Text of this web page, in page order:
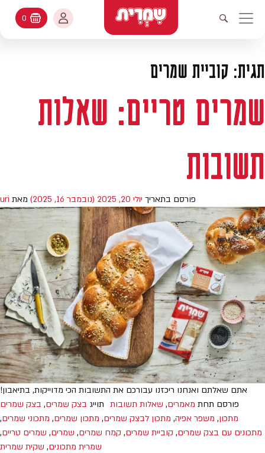
ניווט ראשי
פתיחת חיפוש
עולמות האפיה
מתכונים
קטלוג המוצרים
יעוץ אפיה
בלוג
החשבון שלי
החשבון שלי
היסטורית הזמנות
מועדפים
עגלת קניות
0
תגית: קוביית שמרים
שמרים טריים: שאלות
תשובות
פורסם בתאריך יולי 20, 2025 (נובמבר 16, 2025) מאת uri
אתם שאלתם ואנחנו ריכזנו עבורכם את התשובות הכי מדוייקות, בתיאבון!
פורסם תחת מאמרים, שאלות תשובות תוייג בצק שמרים, בצק שמרים
מתכון, משפר אפיה, מתכון לבצק שמרים, מתכון שמרים, מתכוני שמרים,
מתכונים עם בצק שמרים, קוביית שמרים, קמח שמרים, שמרים, שמרים טריים,
שמרית מתכונים, שקית שמרית